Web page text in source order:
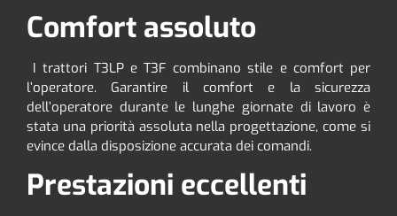
Comfort assoluto
I trattori T3LP e T3F combinano stile e comfort per
l’operatore. Garantire il comfort e la sicurezza
dell’operatore durante le lunghe giornate di lavoro è
stata una priorità assoluta nella progettazione, come si
evince dalla disposizione accurata dei comandi.
Prestazioni eccellenti